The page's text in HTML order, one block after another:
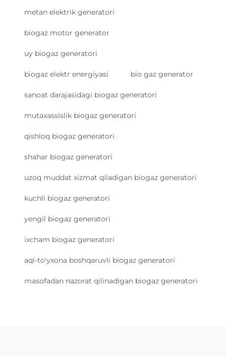
metan elektrik generatori
biogaz motor generator
uy biogaz generatori
biogaz elektr energiyasi bio gaz generator
sanoat darajasidagi biogaz generatori
mutaxassislik biogaz generatori
qishloq biogaz generatori
shahar biogaz generatori
uzoq muddat xizmat qiladigan biogaz generatori
kuchli biogaz generatori
yengil biogaz generatori
ixcham biogaz generatori
aql-to'yxona boshqaruvli biogaz generatori
masofadan nazorat qilinadigan biogaz generatori